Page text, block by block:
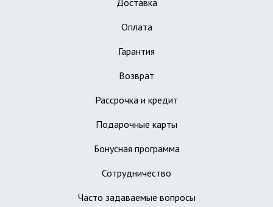
Доставка
Оплата
Гарантия
Возврат
Рассрочка и кредит
Подарочные карты
Бонусная программа
Сотрудничество
Часто задаваемые вопросы